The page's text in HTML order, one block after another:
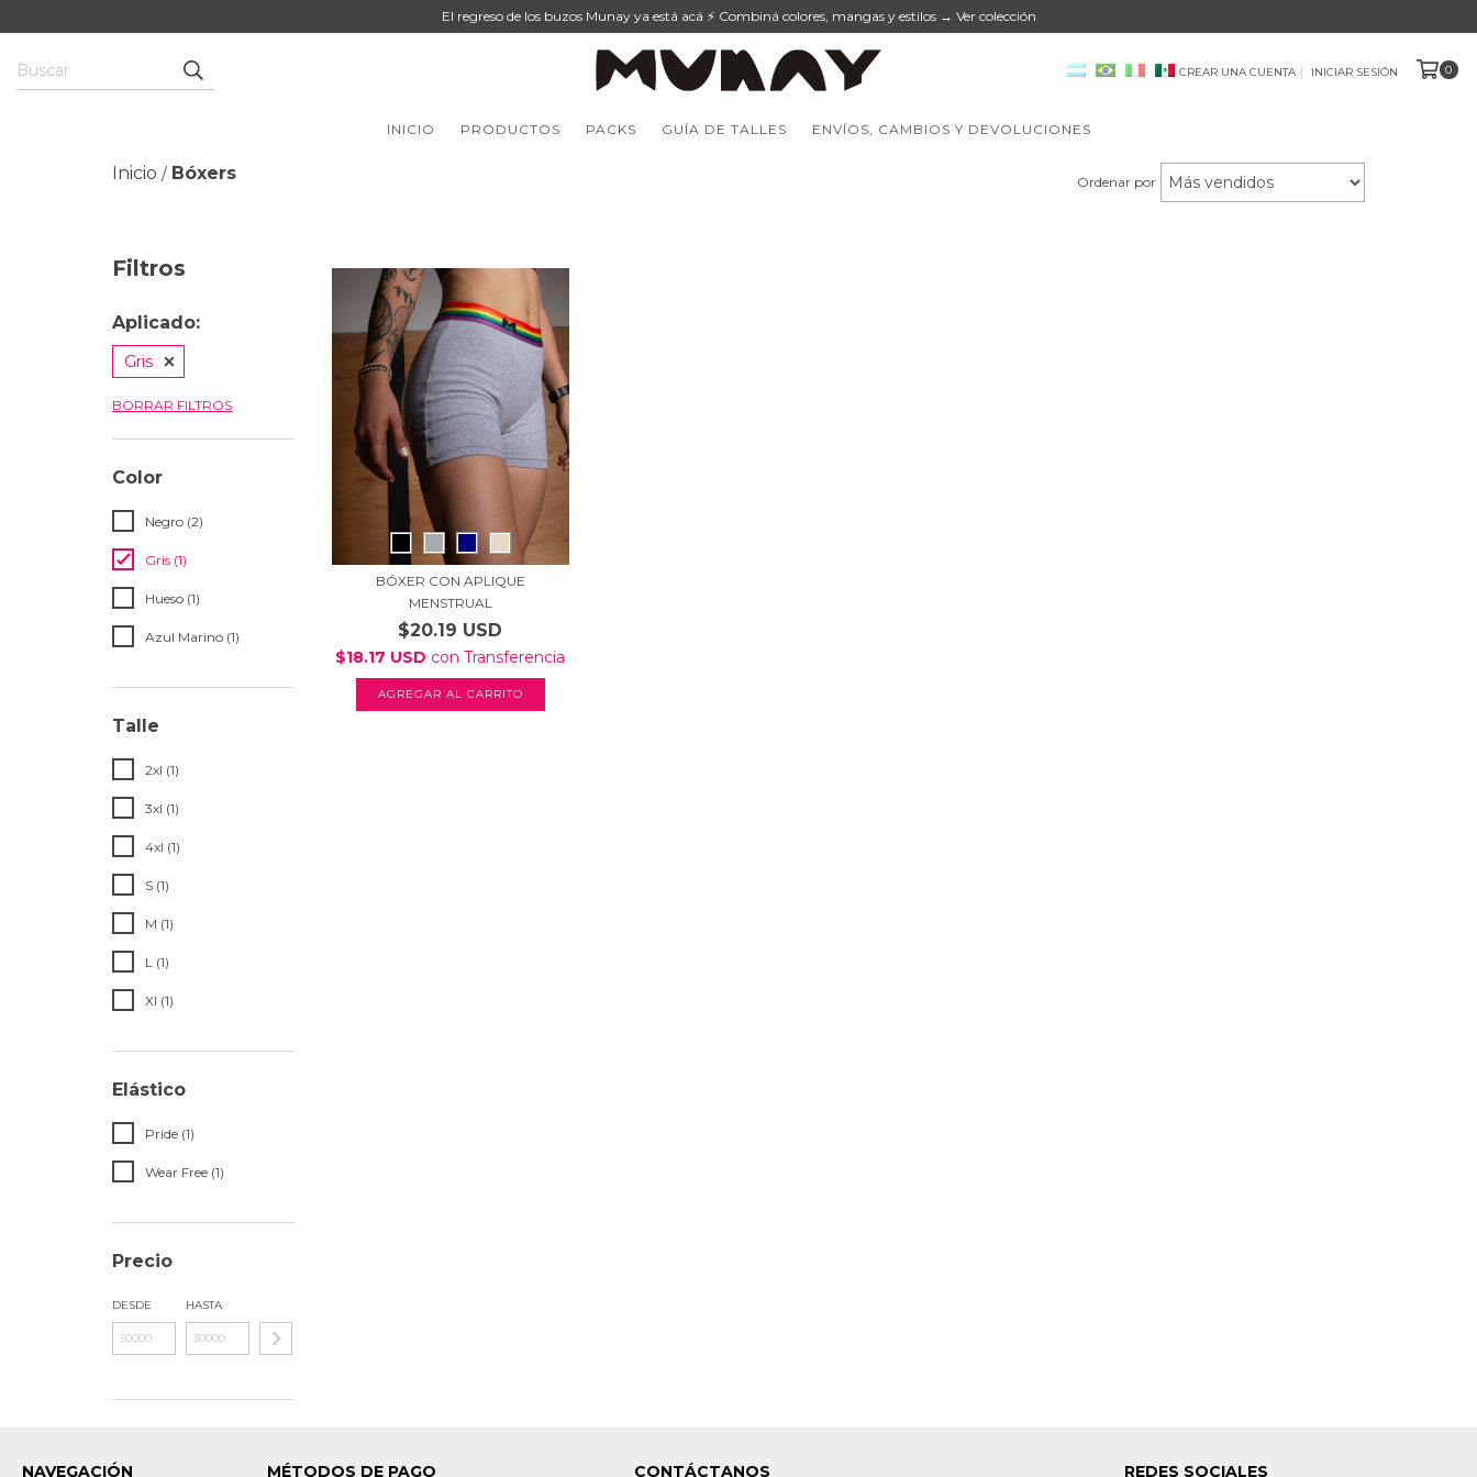
El regreso de los buzos Munay ya está acá ⚡ Combiná colores, mangas y estilos → Ver colección
CREAR UNA CUENTA INICIAR SESIÓN 0
INICIO PRODUCTOS PACKS GUÍA DE TALLES ENVÍOS, CAMBIOS Y DEVOLUCIONES
Inicio / Bóxers Ordenar por
Filtros
Aplicado:
Gris
BORRAR FILTROS
Color
Negro (2)
Gris (1)
Hueso (1)
Azul Marino (1)
Talle
2xl (1)
3xl (1)
4xl (1)
S (1)
M (1)
L (1)
Xl (1)
Elástico
Pride (1)
Wear Free (1)
Precio
DESDE HASTA
BÓXER CON APLIQUE
MENSTRUAL
$20.19 USD
$18.17 USD con Transferencia
AGREGAR AL CARRITO
NAVEGACIÓN MÉTODOS DE PAGO CONTÁCTANOS REDES SOCIALES